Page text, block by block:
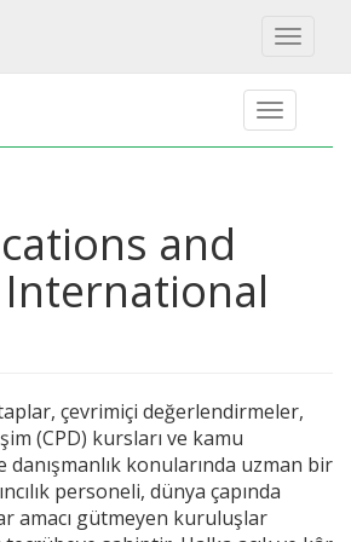
Toggle
and
çevrimiçi değerlendirmeler,
(CPD) kursları ve kamu
konularında uzman bir
personeli, dünya çapında
amacı gütmeyen kuruluşlar